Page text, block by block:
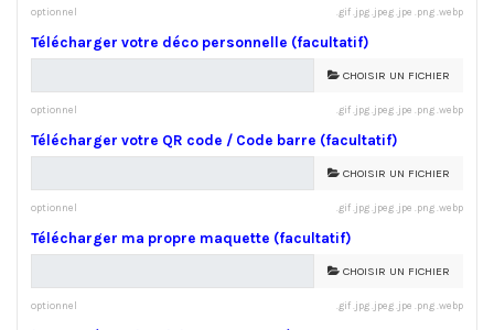
optionnel .gif .jpg .jpeg .jpe .png .webp
Télécharger votre déco personnelle (facultatif)
CHOISIR UN FICHIER
optionnel .gif .jpg .jpeg .jpe .png .webp
Télécharger votre QR code / Code barre (facultatif)
CHOISIR UN FICHIER
optionnel .gif .jpg .jpeg .jpe .png .webp
Télécharger ma propre maquette (facultatif)
CHOISIR UN FICHIER
optionnel .gif .jpg .jpeg .jpe .png .webp